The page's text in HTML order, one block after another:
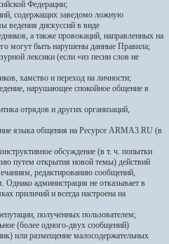
Федерации;
содержащих заведомо ложнyю
ведения дискуссий в виде
а также провокаций, направленных на
могут быть нарушены данные Правила;
лексики (если «из песни слов не
хамство и переход на личности;
нарушающее спокойное общение в
отрядов и других организаций,
языка общения на Ресурсе ARMA3.RU (в
обсуждение (в т. ч. попытки
путем открытия новой темы) действий
редактированию сообщений,
Однако администрация не отказывает в
приличий и всегда настроена на
полученных пользователем;
(более одного-двух сообщений)
или размещение малосодержательных